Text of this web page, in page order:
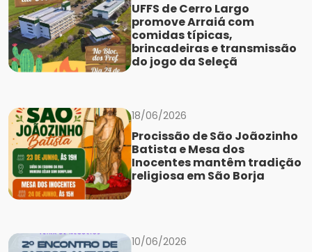
UFFS de Cerro Largo
promove Arraiá com
comidas típicas,
brincadeiras e transmissão
do jogo da Seleçã
18/06/2026
Procissão de São Joãozinho
Batista e Mesa dos
Inocentes mantêm tradição
religiosa em São Borja
10/06/2026